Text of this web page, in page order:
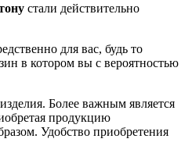
стали действительно
для вас, будь то
в котором вы с вероятностью
Более важным является
продукцию
Удобство приобретения